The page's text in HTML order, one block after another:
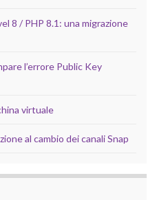
8 / PHP 8.1: una migrazione
l’errore Public Key
virtuale
al cambio dei canali Snap